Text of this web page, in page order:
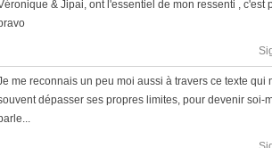
& Jipai, ont l'essentiel de mon ressenti , c'est
me reconnais un peu moi aussi à travers ce texte qui
dépasser ses propres limites, pour devenir soi-